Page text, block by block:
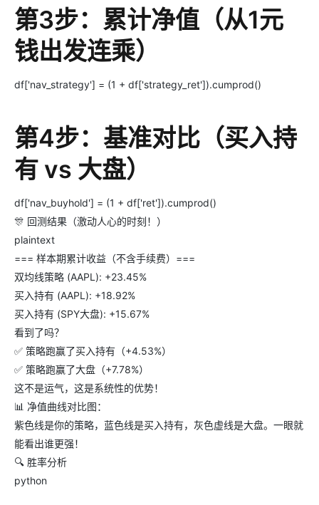
第3步：累计净值（从1元
钱出发连乘）
df['nav_strategy'] = (1 + df['strategy_ret']).cumprod()
第4步：基准对比（买入持
有 vs 大盘）
df['nav_buyhold'] = (1 + df['ret']).cumprod()
🎊 回测结果（激动人心的时刻！）
plaintext
=== 样本期累计收益（不含手续费）===
双均线策略 (AAPL): +23.45%
买入持有 (AAPL): +18.92%
买入持有 (SPY大盘): +15.67%
看到了吗？
✅ 策略跑赢了买入持有（+4.53%）
✅ 策略跑赢了大盘（+7.78%）
这不是运气，这是系统性的优势！
📊 净值曲线对比图：
紫色线是你的策略，蓝色线是买入持有，灰色虚线是大盘。一眼就
能看出谁更强！
🔍 胜率分析
python